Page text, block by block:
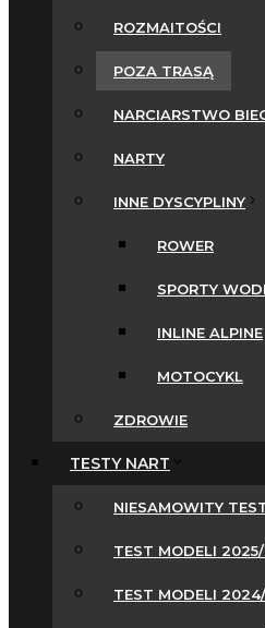
ROZMAITOŚCI
POZA TRASĄ
NARCIARSTWO
NARTY
INNE DYSCYPLINY
ROWER
SPORTY
INLINE ALPINE
MOTOCYKL
ZDROWIE
TESTY NART
NIESAMOWITY
TEST MODELI
TEST MODELI